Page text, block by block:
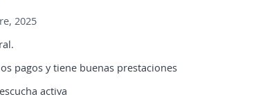
2025
pagos y tiene buenas prestaciones
activa